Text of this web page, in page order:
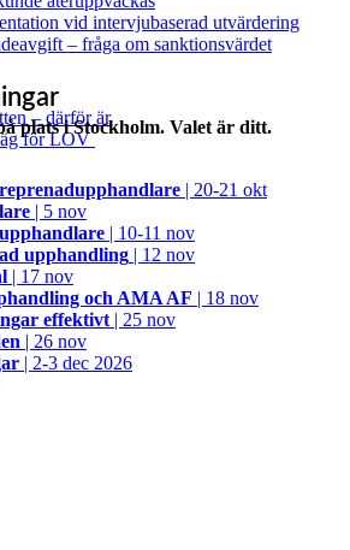
– därför är
för LOV
vid intervjubaserad utvärdering
– fråga om sanktionsvärdet
plats i Stockholm. Valet är ditt.
| 20-21 okt
| 5 nov
| 10-11 nov
upphandling | 12 nov
| 17 nov
och AMA AF | 18 nov
effektivt | 25 nov
| 26 nov
| 2-3 dec 2026